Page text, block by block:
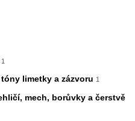
1
limetky a zázvoru 1
mech, borůvky a čerstvě